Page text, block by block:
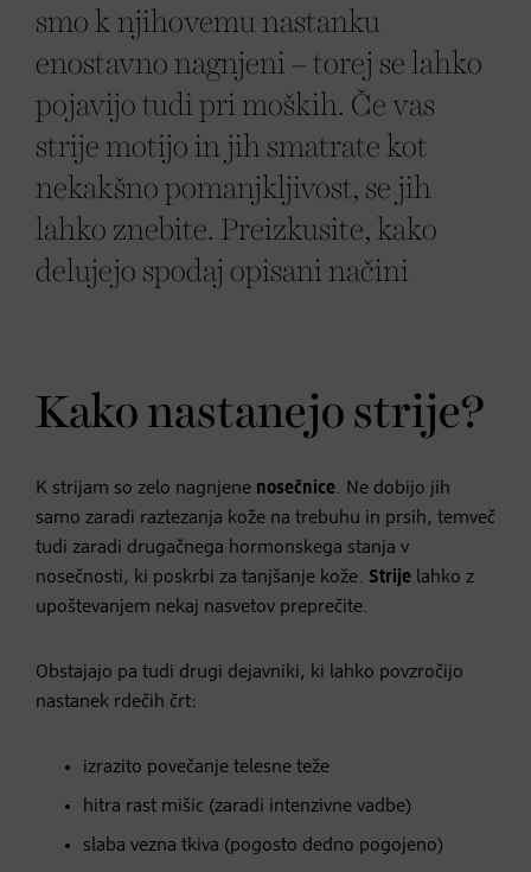
smo k njihovemu nastanku
enostavno nagnjeni – torej se lahko
pojavijo tudi pri moških. Če vas
strije motijo in jih smatrate kot
nekakšno pomanjkljivost, se jih
lahko znebite. Preizkusite, kako
delujejo spodaj opisani načini
Kako nastanejo strije?
K strijam so zelo nagnjene nosečnice. Ne dobijo jih
samo zaradi raztezanja kože na trebuhu in prsih, temveč
tudi zaradi drugačnega hormonskega stanja v
nosečnosti, ki poskrbi za tanjšanje kože. Strije lahko z
upoštevanjem nekaj nasvetov preprečite.
Obstajajo pa tudi drugi dejavniki, ki lahko povzročijo
nastanek rdečih črt:
izrazito povečanje telesne teže
hitra rast mišic (zaradi intenzivne vadbe)
slaba vezna tkiva (pogosto dedno pogojeno)